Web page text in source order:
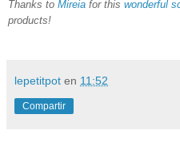
Thanks to Mireia for this wonderful
products!
lepetitpot en 11:52
Compartir